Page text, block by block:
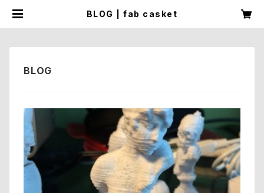
BLOG | fab casket